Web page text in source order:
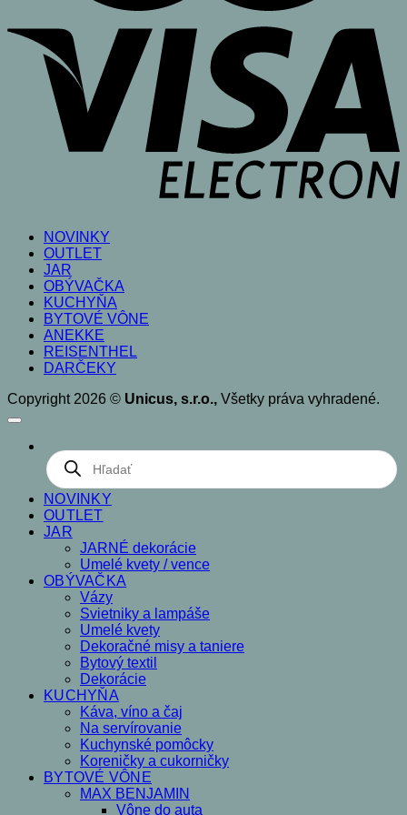
NOVINKY
OUTLET
JAR
OBÝVAČKA
KUCHYŇA
BYTOVÉ VÔNE
ANEKKE
REISENTHEL
DARČEKY
Copyright 2026 © Unicus, s.r.o., Všetky práva vyhradené.
Products
search
NOVINKY
OUTLET
JAR
JARNÉ dekorácie
Umelé kvety / vence
OBÝVAČKA
Vázy
Svietniky a lampáše
Umelé kvety
Dekoračné misy a taniere
Bytový textil
Dekorácie
KUCHYŇA
Káva, víno a čaj
Na servírovanie
Kuchynské pomôcky
Koreničky a cukorničky
BYTOVÉ VÔNE
MAX BENJAMIN
Vône do auta